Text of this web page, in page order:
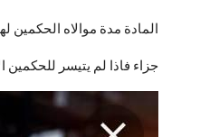
المادة مدة موالاه الحكمين لهذا الدور وهو لايتجاوز 3 شهور
جزاء فاذا لم يتيسر